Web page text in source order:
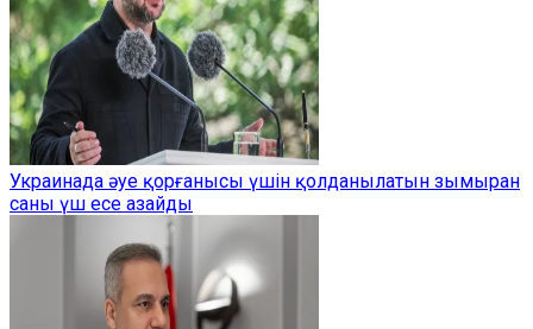
Украинада әуе қорғанысы үшін қолданылатын зымыран
саны үш есе азайды